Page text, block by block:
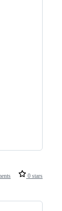
0 stars